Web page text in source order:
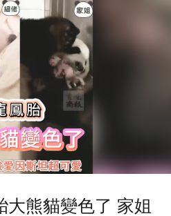
大熊貓變色了 家姐